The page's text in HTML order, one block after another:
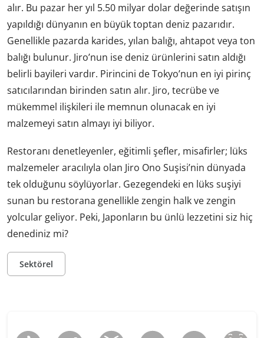
alır. Bu pazar her yıl 5.50 milyar dolar değerinde satışın
yapıldığı dünyanın en büyük toptan deniz pazarıdır.
Genellikle pazarda karides, yılan balığı, ahtapot veya ton
balığı bulunur. Jiro’nun ise deniz ürünlerini satın aldığı
belirli bayileri vardır. Pirincini de Tokyo’nun en iyi pirinç
satıcılarından birinden satın alır. Jiro, tecrübe ve
mükemmel ilişkileri ile memnun olunacak en iyi
malzemeyi satın almayı iyi biliyor.
Restoranı denetleyenler, eğitimli şefler, misafirler; lüks
malzemeler aracılıyla olan Jiro Ono Suşisi’nin dünyada
tek olduğunu söylüyorlar. Gezegendeki en lüks suşiyi
sunan bu restorana genellikle zengin halk ve zengin
yolcular geliyor. Peki, Japonların bu ünlü lezzetini siz hiç
denediniz mi?
Sektörel